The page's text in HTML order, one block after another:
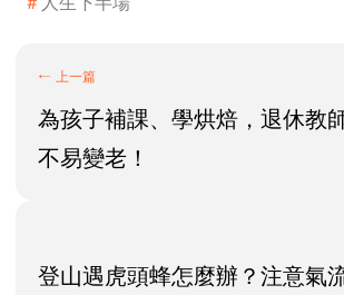
為孩子補課、學烘焙，退休教
不易變老！
登山遇虎頭蜂怎麼辦？注意氣